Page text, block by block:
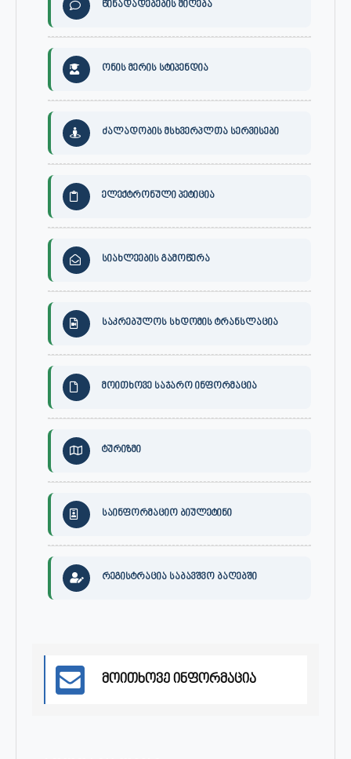
წინადადებების მიღება
ონის მერის სტიპენდია
ძალადობის მსხვერპლთა სერვისები
ელექტრონული პეტიცია
სიახლეების გამოწერა
საკრებულოს სხდომის ტრანსლაცია
მოითხოვე საჯარო ინფორმაცია
ტურიზმი
საინფორმაციო ბიულეტინი
რეგისტრაცია საბავშვო ბაღებში
მოითხოვე ინფორმაცია